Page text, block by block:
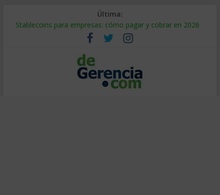
Última:
Stablecoins para empresas: cómo pagar y cobrar en 2026
Despido silencioso: qué es y por qué sale tan caro
IA en selección de personal: cómo auditarla a tiempo
Trabajo forzoso en la cadena de suministro: qué hacer
Mercado hispano de EE. UU.: cómo segmentarlo y venderle